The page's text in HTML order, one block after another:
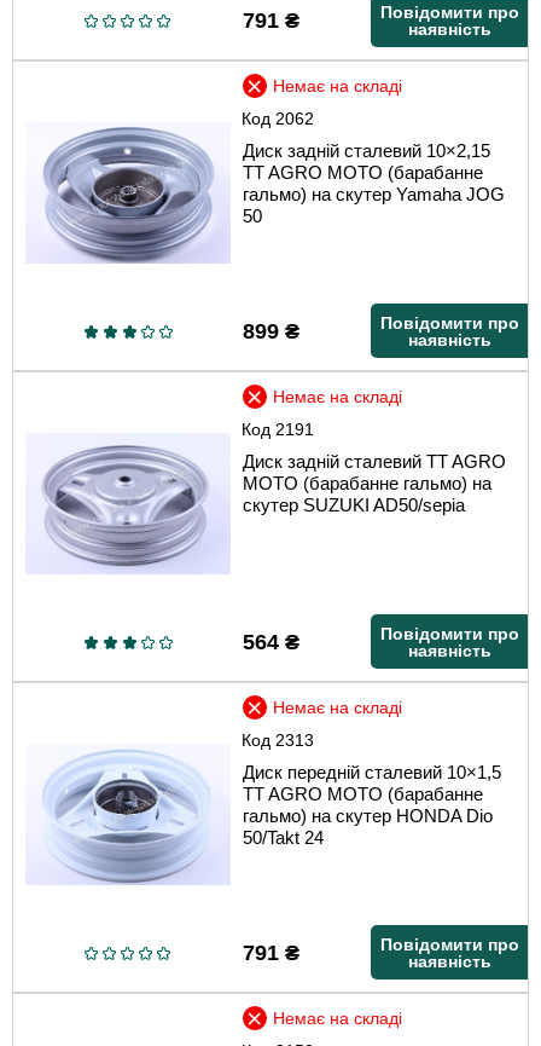
791₴
Повідомити про
наявність
Код 2062
Немає на складі
Диск задній сталевий 10×2,15
TT AGRO MOTO (барабанне
гальмо) на скутер Yamaha JOG
50
899₴
Повідомити про
наявність
Код 2191
Немає на складі
Диск задній сталевий TT AGRO
MOTO (барабанне гальмо) на
скутер SUZUKI AD50/sepia
564₴
Повідомити про
наявність
Код 2313
Немає на складі
Диск передній сталевий 10×1,5
TT AGRO MOTO (барабанне
гальмо) на скутер HONDA Dio
50/Takt 24
791₴
Повідомити про
наявність
Немає на складі